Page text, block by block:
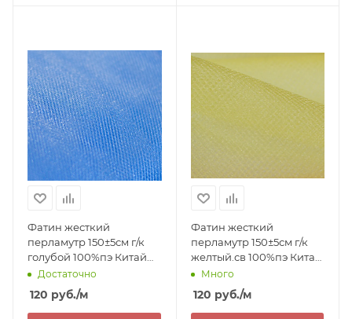
Фатин жесткий
перламутр 150±5см г/к
голубой 100%пэ Китай
120= уценка
Достаточно
120 руб./м
Фатин жесткий
перламутр 150±5см г/к
желтый.св 100%пэ Китай
120= уценка
Много
120 руб./м